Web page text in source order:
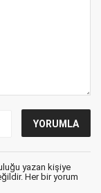
yazan kişiye
Her bir yorum